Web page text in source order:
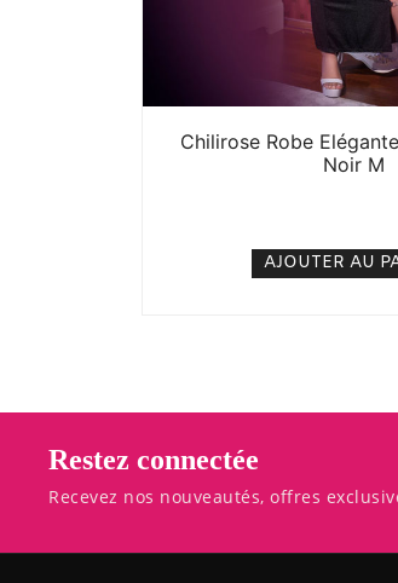
Chilirose Robe
Noir M
AJOUTER AU
Restez connectée
Recevez nos nouveautés, offres